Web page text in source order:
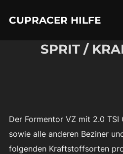
InhaltCUPRACER HILFE
SPRIT /
Der Formentor VZ mit 2.0
sowie alle anderen Beziner
folgenden Kraftstoffsorten